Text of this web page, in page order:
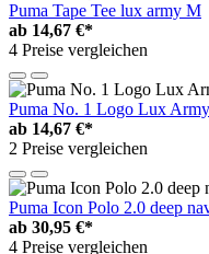
Puma Tape Tee lux army M
ab 14,67 €*
4 Preise vergleichen
Puma No. 1 Logo Lux
ab 14,67 €*
2 Preise vergleichen
Puma Icon Polo 2.0 deep
ab 30,95 €*
4 Preise vergleichen